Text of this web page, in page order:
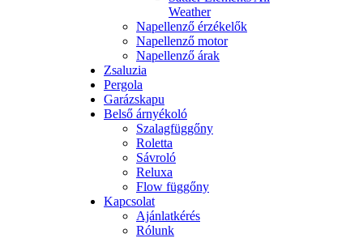
Weather
Napellenző érzékelők
Napellenző motor
Napellenző árak
Zsaluzia
Pergola
Garázskapu
Belső árnyékoló
Szalagfüggőny
Roletta
Sávroló
Reluxa
Flow függőny
Kapcsolat
Ajánlatkérés
Rólunk